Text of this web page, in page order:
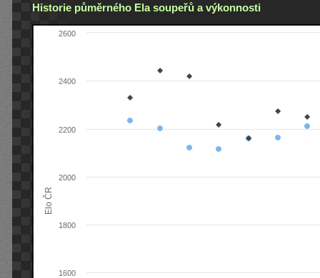
Historie půměrného Ela soupeřů a výkonnosti
Elo ČR
1600
1800
2000
2200
2400
2600